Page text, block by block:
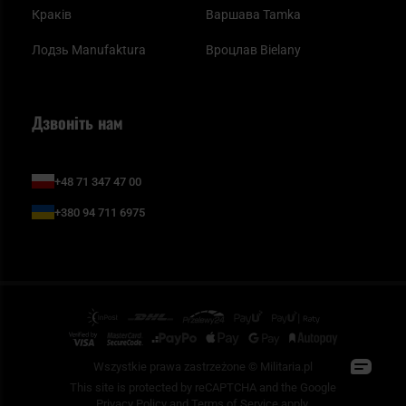
Краків
Лодзь Manufaktura
Варшава Tamka
Вроцлав Bielany
Дзвоніть нам
+48 71 347 47 00
+380 94 711 6975
Wszystkie prawa zastrzeżone © Militaria.pl
This site is protected by reCAPTCHA and the Google